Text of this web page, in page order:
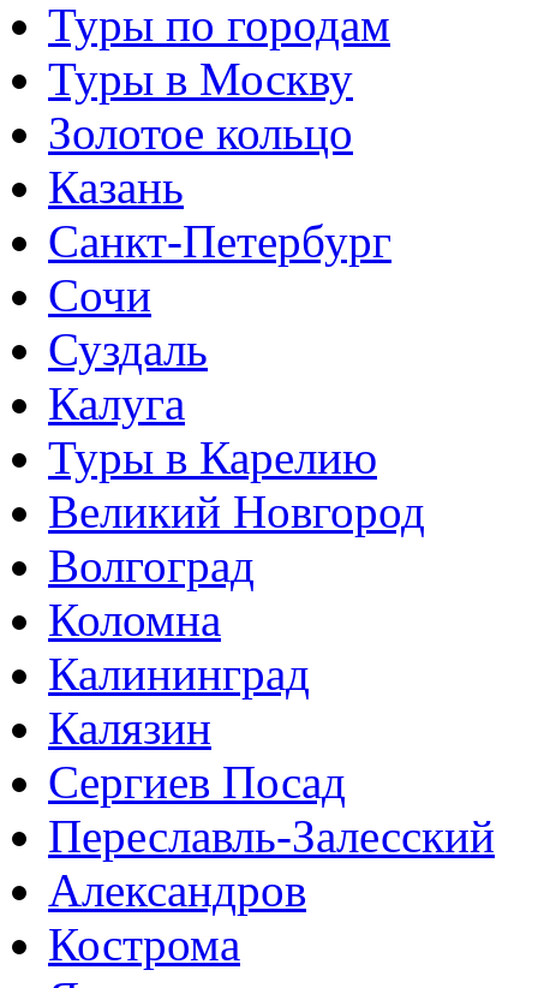
Туры по городам
Туры в Москву
Золотое кольцо
Казань
Санкт-Петербург
Сочи
Суздаль
Калуга
Туры в Карелию
Великий Новгород
Волгоград
Коломна
Калининград
Калязин
Сергиев Посад
Переславль-Залесский
Александров
Кострома